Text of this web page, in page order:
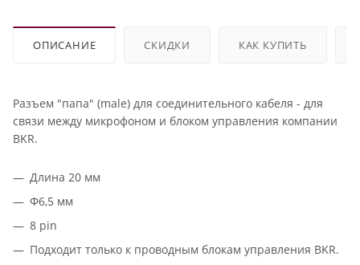
ОПИСАНИЕ СКИДКИ КАК КУПИТЬ
Разъем "папа" (male) для соединительного кабеля - для
связи между микрофоном и блоком управления компании
BKR.
Длина 20 мм
Ф6,5 мм
8 pin
Подходит только к проводным блокам управления BKR.